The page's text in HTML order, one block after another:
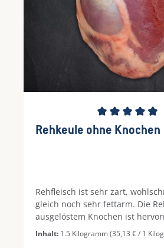
Durchschnittliche
Rehkeule ohne Knochen
Rehfleisch ist sehr zart,
gleich noch sehr fettarm. Die
ausgelöstem Knochen ist
Schmoren oder Braten im Bräter
Hinweis: Vor Verzehr
Inhalt: 1.5 Kilogramm(35,13 € / 1